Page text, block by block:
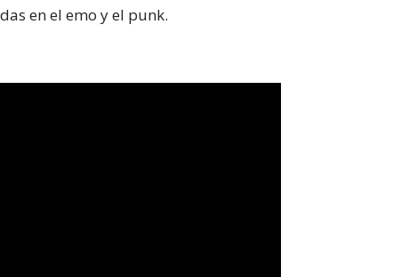
en el emo y el punk.